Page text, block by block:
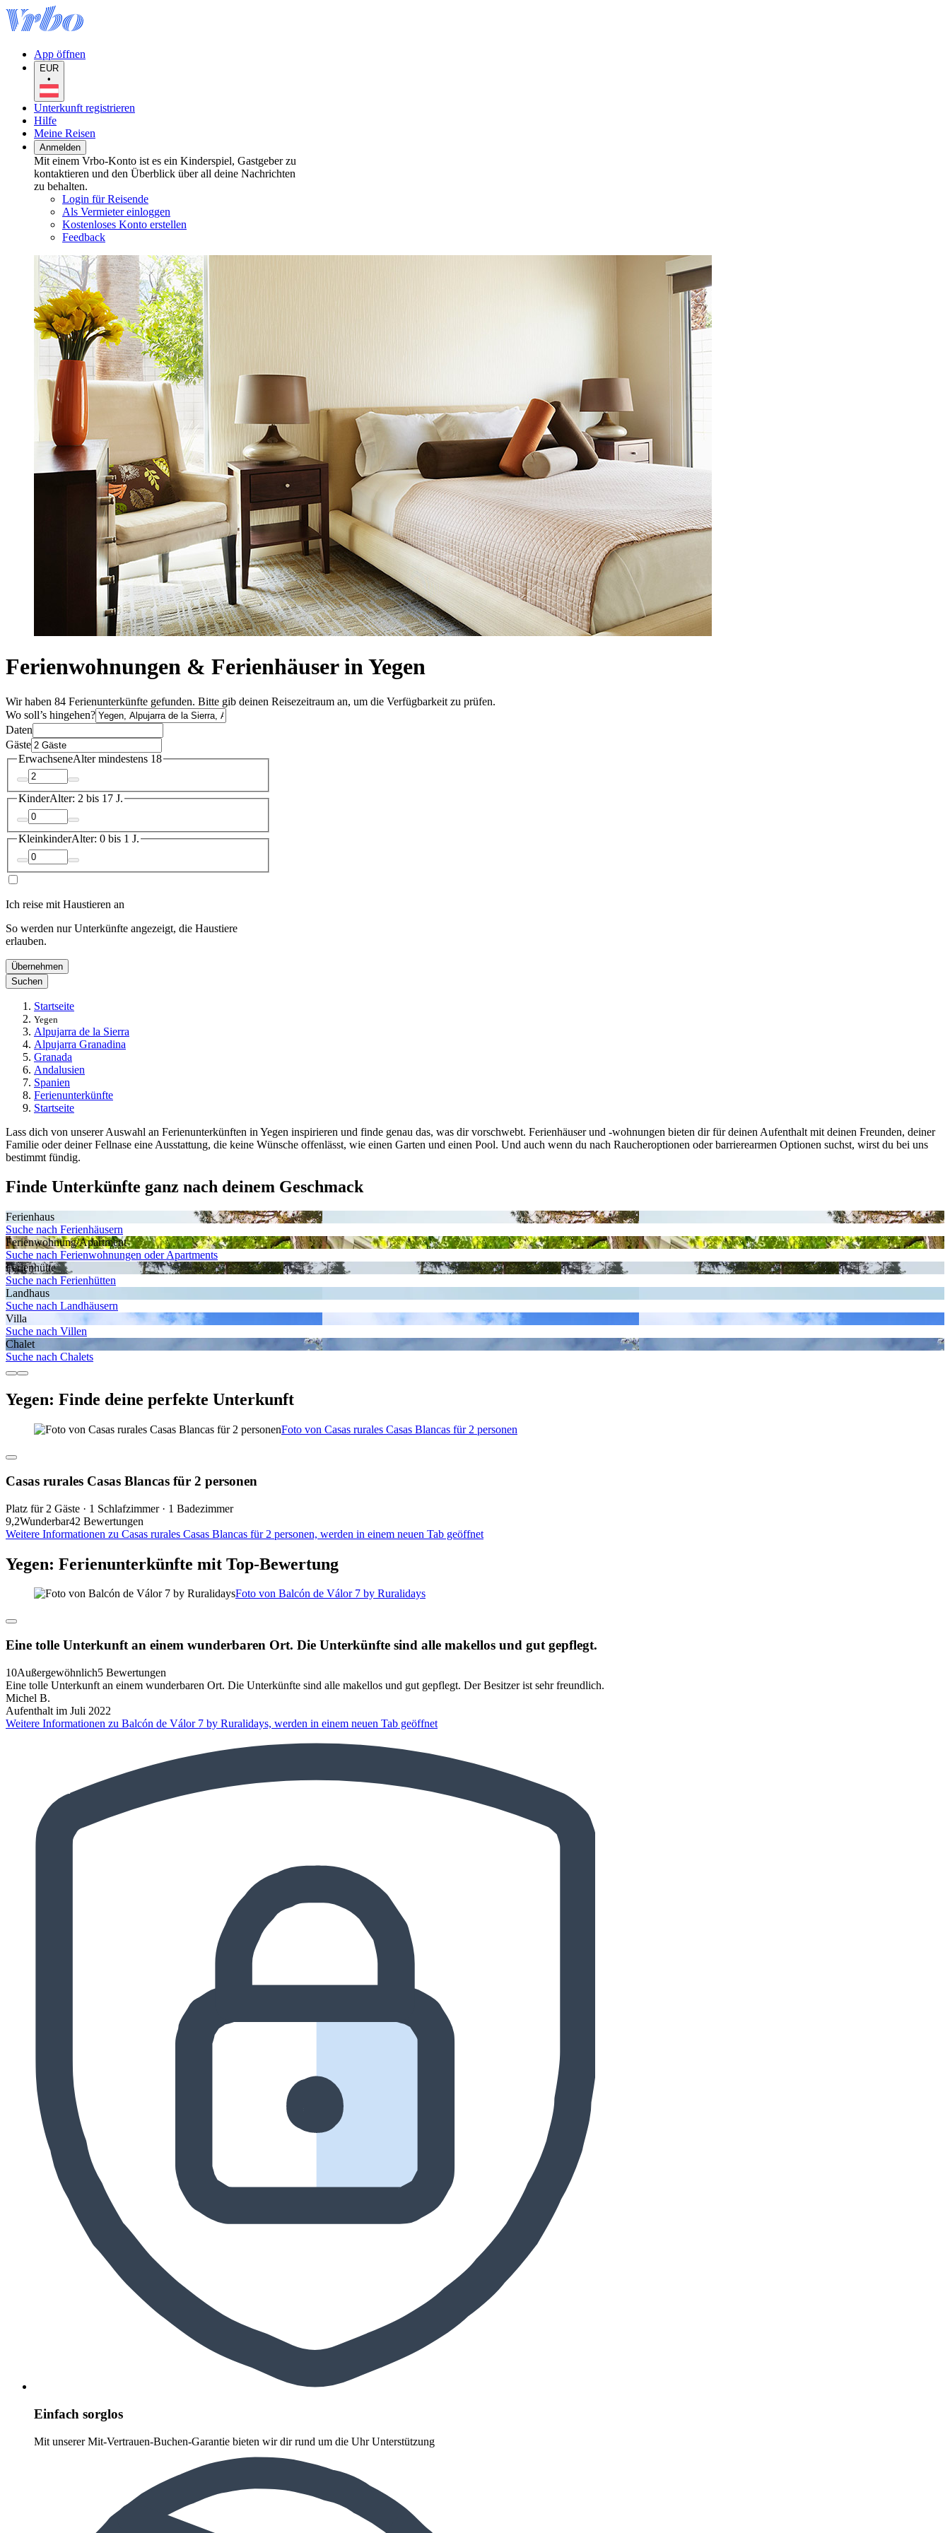
App öffnen
EUR
•
Unterkunft registrieren
Hilfe
Meine Reisen
Anmelden
Mit einem Vrbo-Konto ist es ein Kinderspiel, Gastgeber zu
kontaktieren und den Überblick über all deine Nachrichten
zu behalten.
Login für Reisende
Als Vermieter einloggen
Kostenloses Konto erstellen
Feedback
Ferienwohnungen & Ferienhäuser in Yegen
Wir haben 84 Ferienunterkünfte gefunden. Bitte gib deinen Reisezeitraum an, um die Verfügbarkeit zu prüfen.
Wo soll’s hingehen?
Daten
Gäste
ErwachseneAlter mindestens 18
KinderAlter: 2 bis 17 J.
KleinkinderAlter: 0 bis 1 J.
Ich reise mit Haustieren an
So werden nur Unterkünfte angezeigt, die Haustiere
erlauben.
Übernehmen
Suchen
Startseite
Yegen
Alpujarra de la Sierra
Alpujarra Granadina
Granada
Andalusien
Spanien
Ferienunterkünfte
Startseite
Lass dich von unserer Auswahl an Ferienunterkünften in Yegen inspirieren und finde genau das, was dir vorschwebt. Ferienhäuser und -wohnungen bieten dir für deinen Aufenthalt mit deinen Freunden, deiner
Familie oder deiner Fellnase eine Ausstattung, die keine Wünsche offenlässt, wie einen Garten und einen Pool. Und auch wenn du nach Raucheroptionen oder barrierearmen Optionen suchst, wirst du bei uns
bestimmt fündig.
Finde Unterkünfte ganz nach deinem Geschmack
Ferienhaus
Suche nach Ferienhäusern
Ferienwohnung/Apartment
Suche nach Ferienwohnungen oder Apartments
Ferienhütte
Suche nach Ferienhütten
Landhaus
Suche nach Landhäusern
Villa
Suche nach Villen
Chalet
Suche nach Chalets
Yegen: Finde deine perfekte Unterkunft
Foto von Casas rurales Casas Blancas für 2 personen
Casas rurales Casas Blancas für 2 personen
Platz für 2 Gäste · 1 Schlafzimmer · 1 Badezimmer
9,2Wunderbar42 Bewertungen
Weitere Informationen zu Casas rurales Casas Blancas für 2 personen, werden in einem neuen Tab geöffnet
Yegen: Ferienunterkünfte mit Top-Bewertung
Foto von Balcón de Válor 7 by Ruralidays
Eine tolle Unterkunft an einem wunderbaren Ort. Die Unterkünfte sind alle makellos und gut gepflegt.
10Außergewöhnlich5 Bewertungen
Eine tolle Unterkunft an einem wunderbaren Ort. Die Unterkünfte sind alle makellos und gut gepflegt. Der Besitzer ist sehr freundlich.
Michel B.
Aufenthalt im Juli 2022
Weitere Informationen zu Balcón de Válor 7 by Ruralidays, werden in einem neuen Tab geöffnet
Einfach sorglos
Mit unserer Mit-Vertrauen-Buchen-Garantie bieten wir dir rund um die Uhr Unterstützung